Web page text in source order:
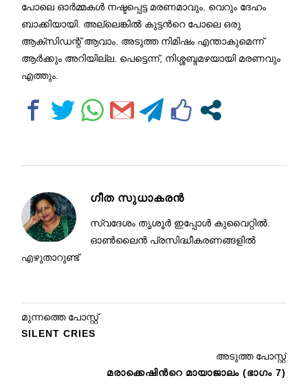
പോലെ ഓർമ്മകൾ നഷ്ടപ്പെട്ട മരണമാവും. വെറും ദേഹം
ബാക്കിയായി. അല്ലെങ്കിൽ കുട്ടന്‍റെ പോലെ ഒരു
ആക്സിഡന്റ് ആവാം. അടുത്ത നിമിഷം എന്താകുമെന്ന്
ആർക്കും അറിയില്ല. പെട്ടെന്ന്, നിശ്ശബ്ദമഴയായി മരണവും
എത്തും.
ഗീത സുധാകരൻ
സ്വദേശം തൃശൂർ ഇപ്പോൾ കുവൈറ്റിൽ.
ഓൺലൈൻ പ്രസിദ്ധീകരണങ്ങളിൽ
എഴുതാറുണ്ട്
മുന്നത്തെ പോസ്റ്റ്
SILENT CRIES
അടുത്ത പോസ്റ്റ്
മരാക്കെഷിന്‍റെ മായാജാലം (ഭാഗം 7)